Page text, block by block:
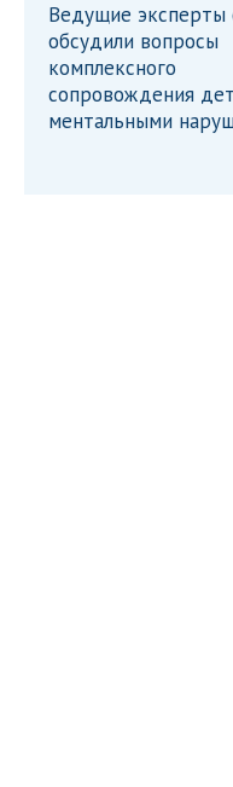
Ведущие эксперты
обсудили вопросы
комплексного
сопровождения
ментальными